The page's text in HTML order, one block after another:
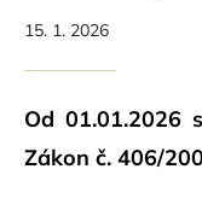
15. 1. 2026
Od 01.01.2026
Zákon č. 406/